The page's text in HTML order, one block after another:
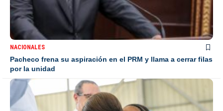
NACIONALES
Pacheco frena su aspiración en el PRM y llama a cerrar filas
por la unidad